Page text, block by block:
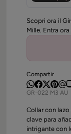
Scopri ora il
Mille. Entra
Compartir
GR-022 M3 AU
Collar con
clave para
intrigante con